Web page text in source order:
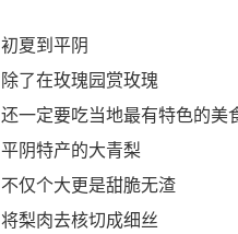
初夏到平阴
除了在玫瑰园赏玫瑰
还一定要吃当地最有特色的
平阴特产的大青梨
不仅个大更是甜脆无渣
将梨肉去核切成细丝